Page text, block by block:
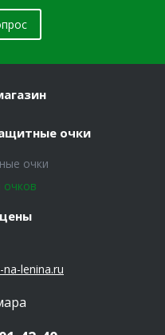
очки
очки
lenina.ru